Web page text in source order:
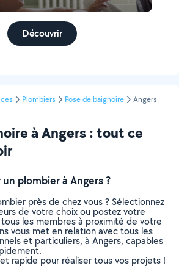
Découvrir
Plombiers Pose de baignoire Angers
à Angers : tout ce
plombier à Angers ?
près de chez vous ? Sélectionnez
de votre choix ou postez votre
les membres à proximité de votre
vous met en relation avec tous les
et particuliers, à Angers, capables
rapide pour réaliser tous vos projets !